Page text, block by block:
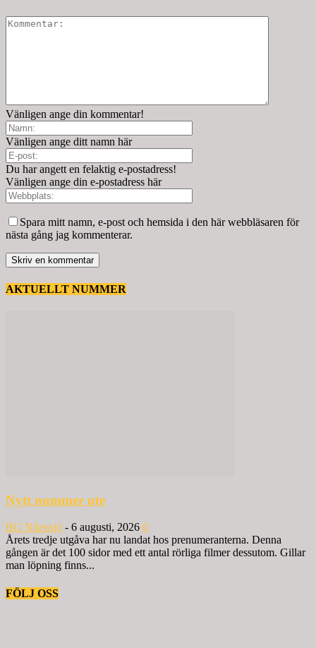
Vänligen ange din kommentar!
Vänligen ange ditt namn här
Du har angett en felaktig e-postadress!
Vänligen ange din e-postadress här
Spara mitt namn, e-post och hemsida i den här webbläsaren för
nästa gång jag kommenterar.
AKTUELLT NUMMER
Nytt nummer ute
BG Nilensjö - 6 augusti, 2026 0
Årets tredje utgåva har nu landat hos prenumeranterna. Denna
gången är det 100 sidor med ett antal rörliga filmer dessutom. Gillar
man löpning finns...
FÖLJ OSS